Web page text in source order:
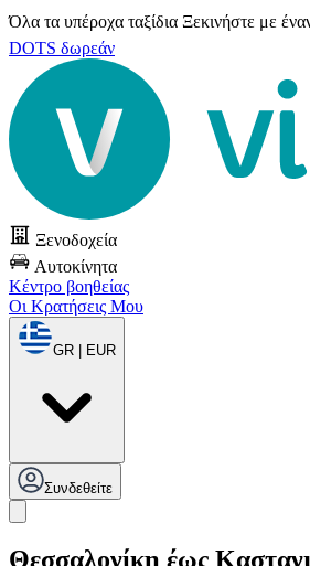
Όλα τα υπέροχα ταξίδια Ξεκινήστε με
DOTS δωρεάν
Ξενοδοχεία
Αυτοκίνητα
Κέντρο βοηθείας
Οι Κρατήσεις Μου
GR | EUR
Συνδεθείτε
Θεσσαλονίκη έως